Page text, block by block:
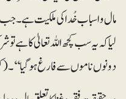
مال واسباب خُدا کی ملکیت ہے۔
لیا کہ یہ سب کچھ اللہ تعالیٰ کا
دونوں ناموں سے فارغ ہوگیا‘‘۔